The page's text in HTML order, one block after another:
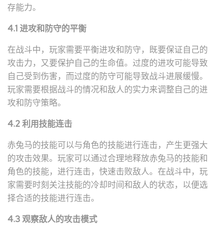
存能力。
4.1 进攻和防守的平衡
在战斗中，玩家需要平衡进攻和防守，既要保证自己的
攻击力，又要保护自己的生命值。过度的进攻可能导致
自己受到伤害，而过度的防守可能导致战斗进展缓慢。
玩家需要根据战斗的情况和敌人的实力来调整自己的进
攻和防守策略。
4.2 利用技能连击
赤兔马的技能可以与角色的技能进行连击，产生更强大
的攻击效果。玩家可以通过合理地释放赤兔马的技能和
角色的技能，进行连击，快速击败敌人。在战斗中，玩
家需要时刻关注技能的冷却时间和敌人的状态，以便选
择合适的技能进行连击。
4.3 观察敌人的攻击模式